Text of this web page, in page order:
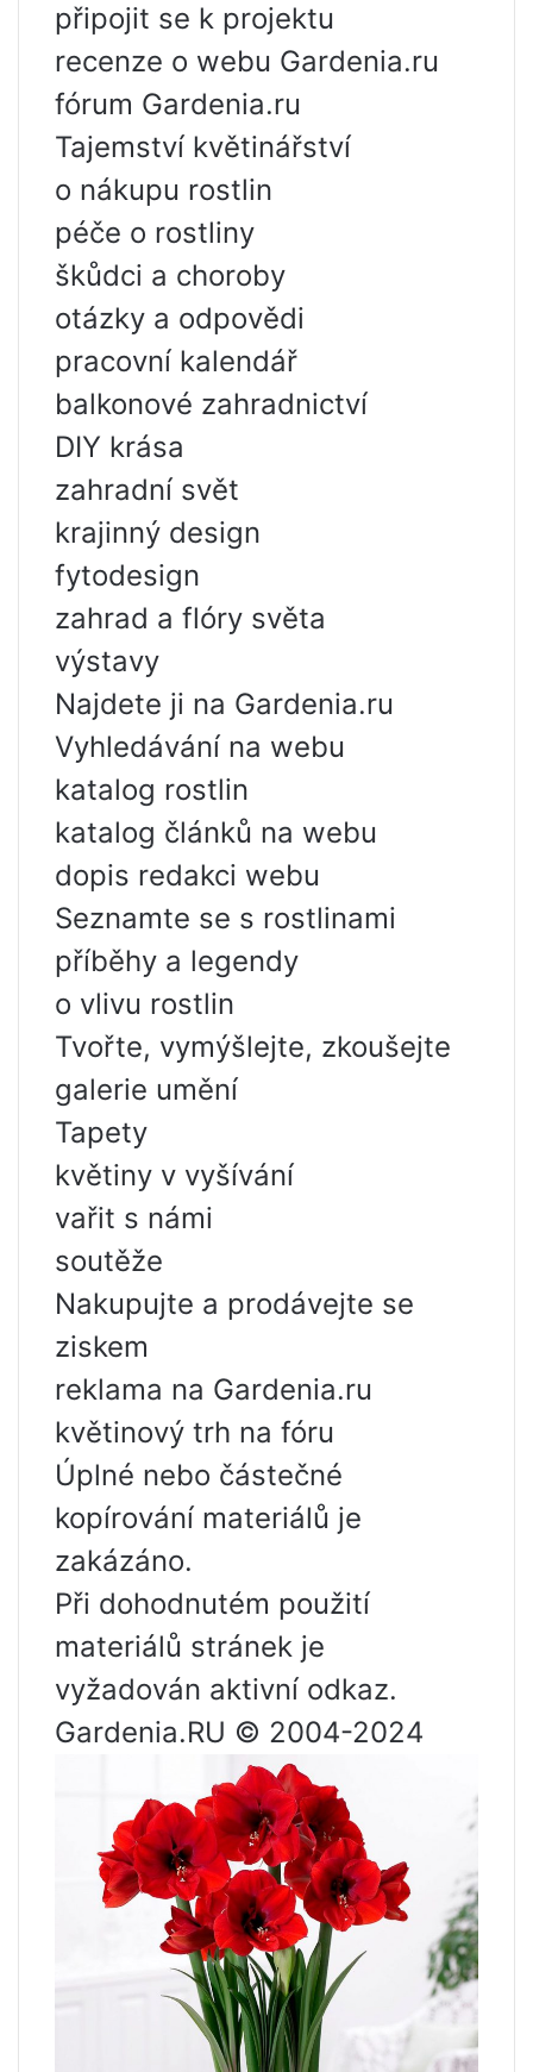
připojit se k projektu
recenze o webu Gardenia.ru
fórum Gardenia.ru
Tajemství květinářství
o nákupu rostlin
péče o rostliny
škůdci a choroby
otázky a odpovědi
pracovní kalendář
balkonové zahradnictví
DIY krása
zahradní svět
krajinný design
fytodesign
zahrad a flóry světa
výstavy
Najdete ji na Gardenia.ru
Vyhledávání na webu
katalog rostlin
katalog článků na webu
dopis redakci webu
Seznamte se s rostlinami
příběhy a legendy
o vlivu rostlin
Tvořte, vymýšlejte, zkoušejte
galerie umění
Tapety
květiny v vyšívání
vařit s námi
soutěže
Nakupujte a prodávejte se
ziskem
reklama na Gardenia.ru
květinový trh na fóru
Úplné nebo částečné
kopírování materiálů je
zakázáno.
Při dohodnutém použití
materiálů stránek je
vyžadován aktivní odkaz.
Gardenia.RU © 2004-2024